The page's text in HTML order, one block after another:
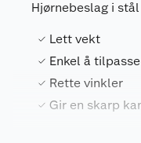
Hjørnebeslag i
Lett vekt
Enkel å tilpasse
Rette vinkler
Gir en skarp
Artikkelnummer